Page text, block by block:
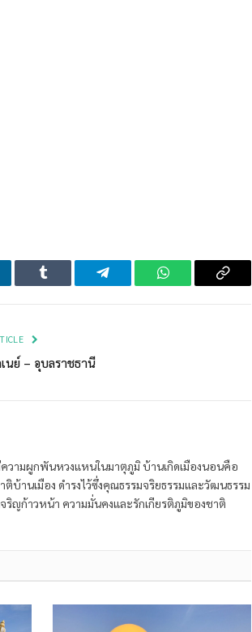
Tumblr Telegram WhatsAppCopy
นย์ – อุบลราชธานี
วามผูกพันหวงแหนในมาตุภูมิ บ้านเกิดเมืองนอนคือ
นเมือง ดำรงไว้ซึ่งคุณธรรมจริยธรรมและวัฒนธรรม
ญก้าวหน้า ความมั่นคงและรักเกียรติภูมิของชาติ